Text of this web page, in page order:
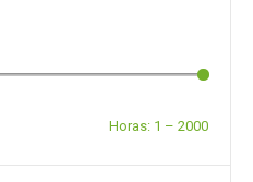
Horas: 1 – 2000